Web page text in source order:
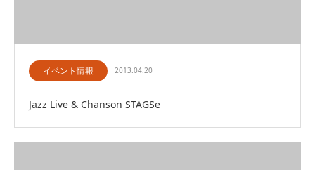
イベント情報 2013.04.20
Jazz Live & Chanson STAGSe